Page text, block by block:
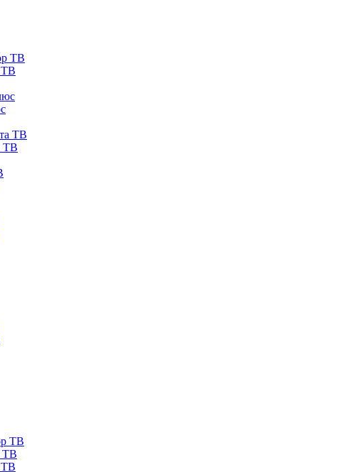
ТВ
ТВ
ТВ
ТВ
ТВ
ТВ
ТВ